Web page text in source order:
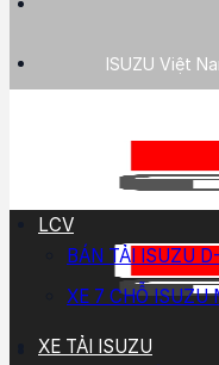
ISUZU Việt
LCV
BÁN TẢI ISUZU
XE 7 CHỖ ISUZU
XE TẢI ISUZU